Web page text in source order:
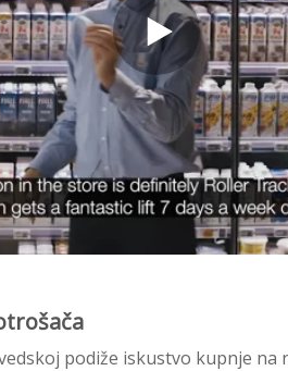
podiže iskustvo kupnje